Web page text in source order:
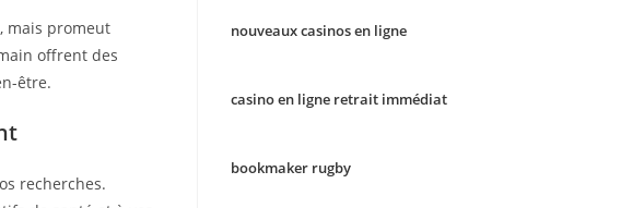
mais promeut
offrent des
être.
recherches.
nouveaux casinos en ligne
casino en ligne retrait immédiat
bookmaker rugby